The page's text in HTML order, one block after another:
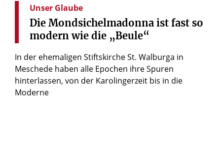
Unser Glaube
Die Mondsichelmadonna ist fast so
modern wie die „Beule“
In der ehemaligen Stiftskirche St. Walburga in
Meschede haben alle Epochen ihre Spuren
hinterlassen, von der Karolingerzeit bis in die
Moderne